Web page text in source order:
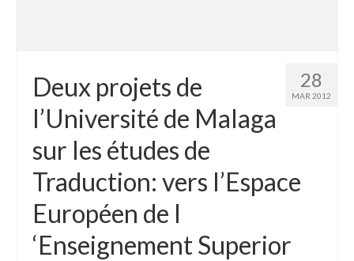
28
MAR 2012
Deux projets de
l’Université de Malaga
sur les études de
Traduction: vers l’Espace
Européen de l
‘Enseignement Superior